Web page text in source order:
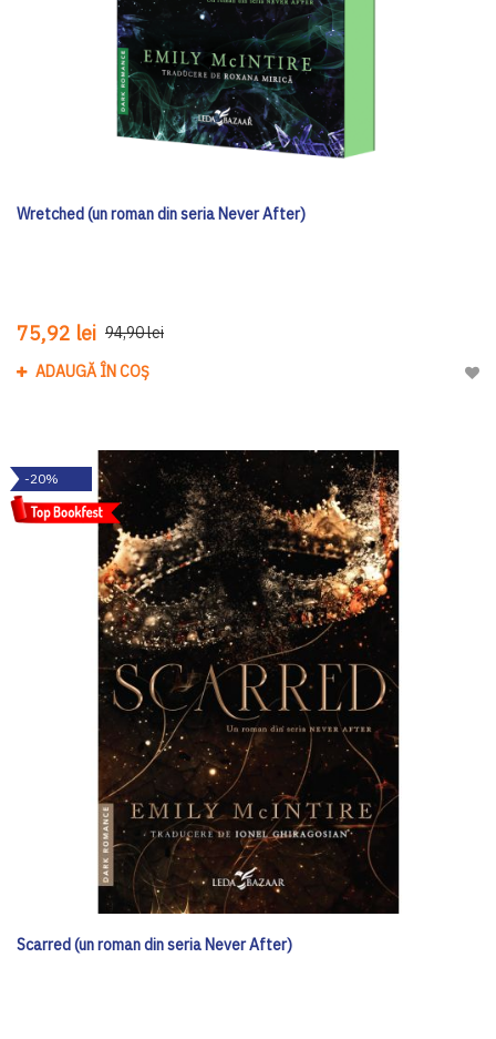
Wretched (un roman din seria Never After)
75,92 lei 94,90 lei
ADAUGĂ ÎN COȘ
-20%
Scarred (un roman din seria Never After)